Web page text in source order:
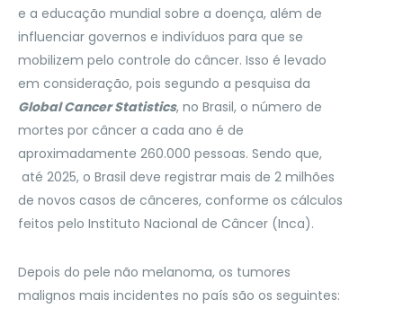
e a educação mundial sobre a doença, além de
influenciar governos e indivíduos para que se
mobilizem pelo controle do câncer. Isso é levado
em consideração, pois segundo a pesquisa da
Global Cancer Statistics, no Brasil, o número de
mortes por câncer a cada ano é de
aproximadamente 260.000 pessoas. Sendo que,
até 2025, o Brasil deve registrar mais de 2 milhões
de novos casos de cânceres, conforme os cálculos
feitos pelo Instituto Nacional de Câncer (Inca).
Depois do pele não melanoma, os tumores
malignos mais incidentes no país são os seguintes: